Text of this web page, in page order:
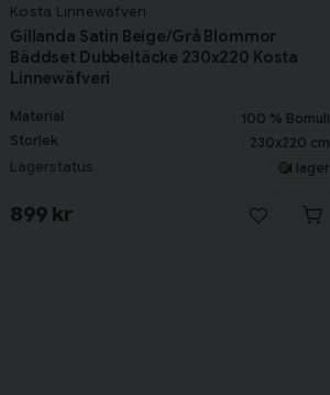
Kosta Linnewäfveri
Gillanda Satin Beige/Grå Blommor
Bäddset Dubbeltäcke 230x220 Kosta
Linnewäfveri
Material
100 % Bomull
Storlek
230x220 cm
Lagerstatus I lager
899 kr